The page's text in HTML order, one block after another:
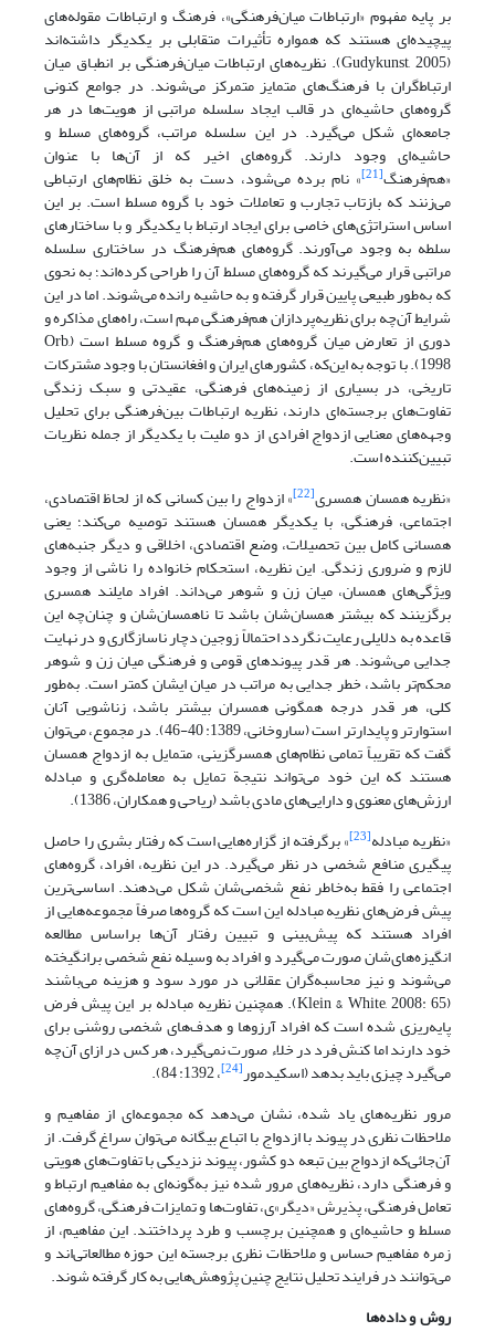
بر پایه مفهوم «ارتباطات میان‌فرهنگی»، فرهنگ و ارتباطات مقوله‌های
پیچیده‌ای هستند که همواره تأثیرات متقابلی بر یکدیگر داشته‌اند
(Gudykunst, 2005). نظریه‌های ارتباطات میان‌فرهنگی بر انطباق میان
ارتباط‌گران با فرهنگ‌های متمایز متمرکز می‌شوند. در جوامع کنونی
گروه‌های حاشیه‌ای در قالب ایجاد سلسله مراتبی از هویت‌ها در هر
جامعه‌ای شکل می‌گیرد. در این سلسله مراتب، گروه‌های مسلط و
حاشیه‌ای وجود دارند. گروه‌های اخیر که از آن‌ها با عنوان
«هم‌فرهنگ[21] » نام برده می‌شود، دست به خلق نظام‌های ارتباطی
می‌زنند که بازتاب تجارب و تعاملات خود با گروه مسلط است. بر این
اساس استراتژی‌های خاصی برای ایجاد ارتباط با یکدیگر و با ساختارهای
سلطه به وجود می‌آورند. گروه‌های هم‌فرهنگ در ساختاری سلسله
مراتبی قرار می‌گیرند که گروه‌های مسلط آن را طراحی کرده‌اند؛ به نحوی
که به‌طور طبیعی پایین قرار گرفته و به حاشیه رانده می‌شوند. اما در این
شرایط آن‌چه برای نظریه‌پردازان هم‌فرهنگی مهم است، راه‌های مذاکره و
دوری از تعارض میان گروه‌های هم‌فرهنگ و گروه مسلط است (Orb,
1998). با توجه به این‌که، کشورهای ایران و افغانستان با وجود مشترکات
تاریخی، در بسیاری از زمینه‌های فرهنگی، عقیدتی و سبک زندگی
تفاوت‌های برجسته‌ای دارند، نظریه ارتباطات بین‌فرهنگی برای تحلیل
وجهه‌های معنایی ازدواج افرادی از دو ملیت با یکدیگر از جمله نظریات
تبیین‌کننده است.
«نظریه همسان همسری[22] » ازدواج را بین کسانی که از لحاظ اقتصادی،
اجتماعی، فرهنگی، با یکدیگر همسان هستند توصیه می‌کند؛ یعنی
همسانی کامل بین تحصیلات، وضع اقتصادی، اخلاقی و دیگر جنبه‌های
لازم و ضروری زندگی. این نظریه، استحکام خانواده را ناشی‌ از وجود
ویژگی‌‌های‌ همسان، میان زن و شوهر می‌‌داند. افراد مایلند همسری
برگزینند که بیشتر همسان‌شان باشد تا ناهمسان‌شان و چنان‌چه این
قاعده به دلایلی رعایت نگردد احتمالاً زوجین دچار ناسازگاری‌ و در نهایت
جدایی‌ می‌‌شوند. هر قدر پیوند‌های‌ قومی‌ و فرهنگی‌ میان زن و شوهر
محکم‌تر باشد، خطر جدایی به مراتب در میان ایشان کمتر است. به‌طور
کلی، هر قدر درجه همگونی همسران بیشتر باشد، زناشویی آنان
استوارتر و پایدارتر است (ساروخانی، 1389: 40-46). در مجموع، می‌توان
گفت که تقریباً تمامی‌ نظام‌های‌ همسرگزینی، متمایل به ازدواج همسان
هستند که این خود می‌تواند نتیجة تمایل به معامله‌گری‌ و مبادله
ارزش‌های معنوی و دارایی‌های مادی باشد (ریاحی و همکاران، 1386).
«نظریه مبادله[23] » برگرفته از گزاره‌هایی است که رفتار بشری را حاصل
پیگیری منافع شخصی در نظر می‌گیرد. در این نظریه، افراد، گروه‌های
اجتماعی را فقط به‌خاطر نفع شخصی‌شان شکل می‌دهند. اساسی‌ترین
پیش فرض‌های نظریه مبادله این است که گروه‌ها صرفاً مجموعه‌هایی از
افراد هستند که پیش‌بینی و تبیین رفتار آن‌ها براساس مطالعه
انگیزه‌های‌شان صورت می‌گیرد و افراد به وسیله نفع شخصی برانگیخته
می‌شوند و نیز محاسبه‌گران عقلانی در مورد سود و هزینه می‌باشند
(Klein & White, 2008: 65). همچنین نظریه مبادله بر این پیش فرض
پایه‌ریزی شده است که افراد آرزوها و هدف‌های شخصی روشنی برای
خود دارند اما کنش فرد در خلاء صورت نمی‌گیرد، هر کس در ازای آن‌چه
می‌گیرد چیزی باید بدهد (اسکیدمور[24]
، 1392: 84).
مرور نظریه‌های یاد شده، نشان می‌دهد که مجموعه‌ای از مفاهیم و
ملاحظات نظری در پیوند با ازدواج با اتباع بیگانه می‌توان سراغ گرفت. از
آن‌جائی‌که ازدواج بین تبعه دو کشور، پیوند نزدیکی با تفاوت‌های هویتی
و فرهنگی دارد، نظریه‌های مرور شده نیز به‌گونه‌ای به مفاهیم ارتباط و
تعامل فرهنگی، پذیرش «دیگر»ی، تفاوت‌ها و تمایزات فرهنگی، گروه‌های
مسلط و حاشیه‌ای و همچنین برچسب و طرد پرداختند. این مفاهیم، از
زمره مفاهیم حساس و ملاحظات نظری برجسته این حوزه مطالعاتی‌اند و
می‌توانند در فرایند تحلیل نتایج چنین پژوهش‌هایی به کار گرفته شوند.
روشو داده‌ها